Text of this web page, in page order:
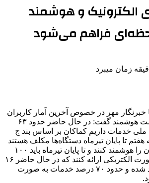
الکترونیک و هوشمند
فراهم می‌شود
خبرنگار مهر در خصوص آخرین آمار کاربران
پنجره ملی خدمات دولت هوشمند گفت: در حال حاضر حدود ۶۳
ملی خدمات داریم کماکان بر اساس بند ج
برنامه هفتم تا پایان تیرماه دستگاه‌ها مکلف هستند
که ۲۰ درصد خدماتشان را هوشمند کنند و تا پایان تیرماه باید ۱۰۰
درصد خدمات را به صورت الکتریکی ارائه کنند که در حال حاضر ۱۶
درصد خدمات هوشمند شده و حدود ۷۰ درصد خدمات به صورت